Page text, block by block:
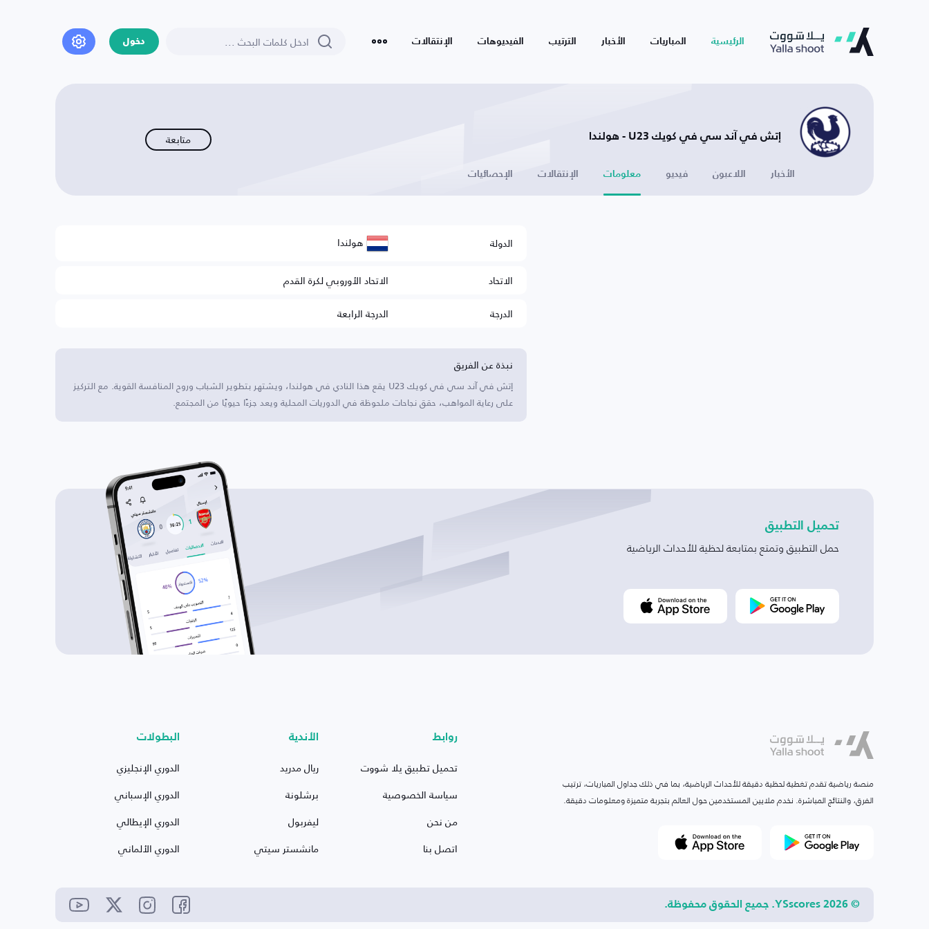
الرئيسية المباريات الأخبار الترتيب الفيديوهات الإنتقالات دخول
إتش في آند سي في كويك U23 - هولندا متابعة
الأخبار اللاعبون فيديو معلومات الإنتقالات الإحصائيات
الدولة هولندا
الاتحاد
الاتحاد الأوروبي لكرة القدم
الدرجة
الدرجة الرابعة
نبذة عن الفريق
إتش في آند سي في كويك U23 يقع هذا النادي في هولندا، ويشتهر بتطوير الشباب وروح المنافسة القوية. مع التركيز
على رعاية المواهب، حقق نجاحات ملحوظة في الدوريات المحلية ويعد جزءًا حيويًا من المجتمع.
تحميل التطبيق
حمل التطبيق وتمتع بمتابعة لحظية للأحداث الرياضية
منصة رياضية تقدم تغطية لحظية دقيقة للأحداث الرياضية، بما في ذلك جداول المباريات، ترتيب
الفرق، والنتائج المباشرة. نخدم ملايين المستخدمين حول العالم بتجربة متميزة ومعلومات دقيقة.
روابط
تحميل تطبيق يلا شووت
سياسة الخصوصية
من نحن
اتصل بنا
الأندية
ريال مدريد
برشلونة
ليفربول
مانشستر سيتي
البطولات
الدوري الإنجليزي
الدوري الإسباني
الدوري الإيطالي
الدوري الألماني
© 2026 YSscores. جميع الحقوق محفوظة.